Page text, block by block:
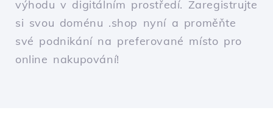
výhodu v digitálním prostředí. Zaregistrujte
si svou doménu .shop nyní a proměňte
své podnikání na preferované místo pro
online nakupování!